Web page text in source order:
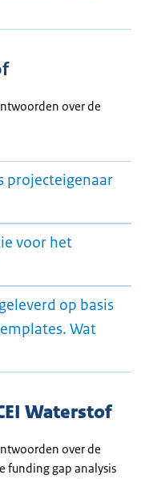
over de
projecteigenaar
voor het
op basis
Wat
Waterstof
over de
funding gap analysis